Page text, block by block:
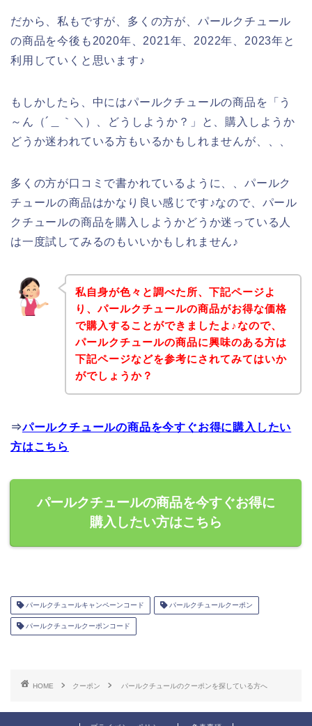
だから、私もですが、多くの方が、パールクチュール
の商品を今後も2020年、2021年、2022年、2023年と
利用していくと思います♪
もしかしたら、中にはパールクチュールの商品を「う
～ん（´＿｀＼）、どうしようか？」と、購入しようか
どうか迷われている方もいるかもしれませんが、、、
多くの方が口コミで書かれているように、、パールク
チュールの商品はかなり良い感じです♪なので、パール
クチュールの商品を購入しようかどうか迷っている人
は一度試してみるのもいいかもしれません♪
私自身が色々と調べた所、下記ページよ
り、パールクチュールの商品がお得な価格
で購入することができましたよ♪なので、
パールクチュールの商品に興味のある方は
下記ページなどを参考にされてみてはいか
がでしょうか？
⇒パールクチュールの商品を今すぐお得に購入したい
方はこちら
パールクチュールの商品を今すぐお得に
購入したい方はこちら
パールクチュールキャンペーンコード パールクチュールクーポン
パールクチュールクーポンコード
HOME クーポン パールクチュールのクーポンを探している方へ